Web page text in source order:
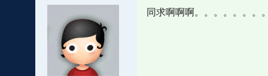
同求啊啊啊。。。。。。。